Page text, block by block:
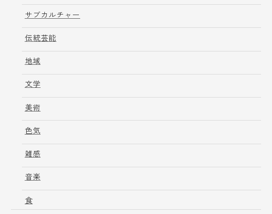
サブカルチャー
伝統芸能
地域
文学
美術
色気
雑感
音楽
食